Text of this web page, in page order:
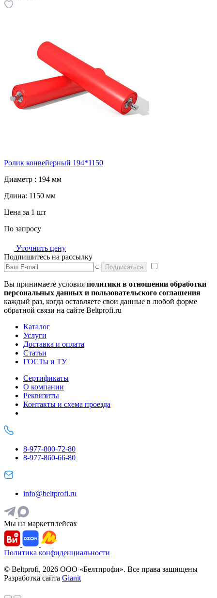
Ролик конвейерный 194*1150
Диаметр : 194 мм
Длина: 1150 мм
Цена за 1 шт
По запросу
Уточнить цену
Подпишитесь на рассылку
Подписаться
Вы принимаете условия политики в отношении обработки
персональных данных и пользовательского соглашения
каждый раз, когда оставляете свои данные в любой форме
обратной связи на сайте Beltprofi.ru
Каталог
Услуги
Доставка и оплата
Статьи
ГОСТы и ТУ
Сертификаты
О компании
Реквизиты
Контакты и схема проезда
8-977-800-72-80
8-977-860-66-80
info@beltprofi.ru
Мы на маркетплейсах
Политика конфиденциальности
© Beltprofi, 2026 ООО «Белтпрофи». Все права защищены
Разработка сайта Gianit